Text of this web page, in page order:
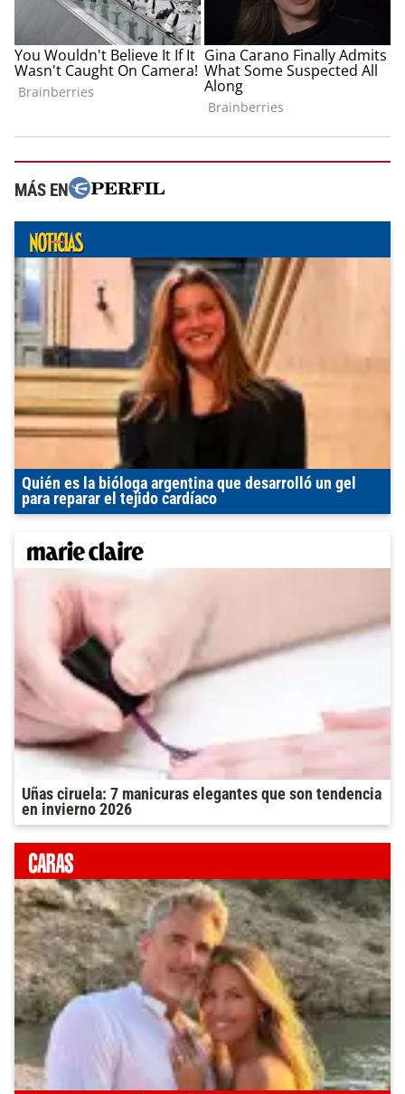
MÁS EN
Quién es la bióloga argentina que desarrolló un gel
para reparar el tejido cardíaco
Uñas ciruela: 7 manicuras elegantes que son tendencia
en invierno 2026